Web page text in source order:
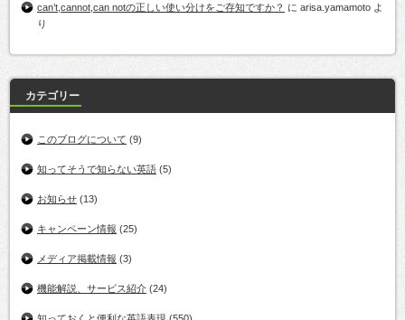
can’t,cannot,can notの正しい使い分けをご存知ですか？ に arisa.yamamoto よ
り
カテゴリー
このブログについて (9)
知ってそうで知らない英語 (5)
お知らせ (13)
キャンペーン情報 (25)
メディア掲載情報 (3)
機能解説、サービス紹介 (24)